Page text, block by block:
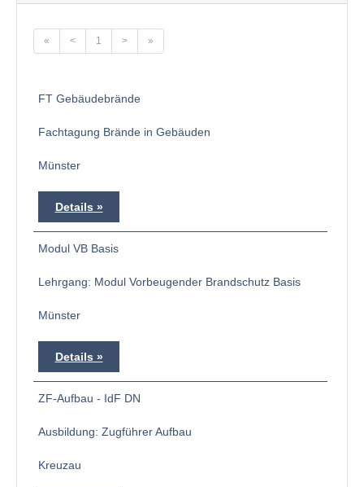
« < 1 > »
FT Gebäudebrände
Fachtagung Brände in Gebäuden
Münster
Details
Modul VB Basis
Lehrgang: Modul Vorbeugender Brandschutz Basis
Münster
Details
ZF-Aufbau - IdF DN
Ausbildung: Zugführer Aufbau
Kreuzau